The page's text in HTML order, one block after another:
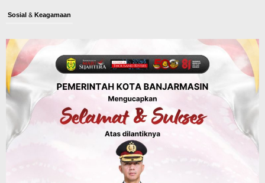
Sosial & Keagamaan
Jamnas XII Cibubur, Termasuk Dua
Peserta Berkebutuhan Khusus
Agustus 9, 2026
Budaya & Pariwisata
Bunda PAUD Banjarmasin Ajak Anak
Belajar Sambil Lihat Satwa, Jelajah
Literasi di Taman Jahri Saleh